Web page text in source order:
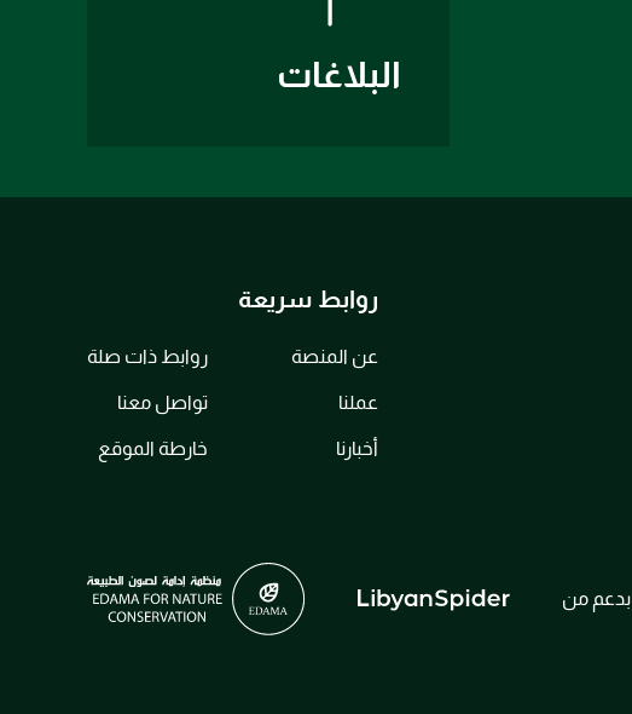
البلاغات
روابط سريعة
عن المنصة
عملنا
أخبارنا
روابط ذات صلة
تواصل معنا
خارطة الموقع
بدعم من